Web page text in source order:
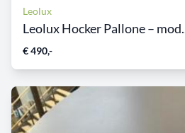
Leolux
Leolux Hocker Pallone –
€ 490,-